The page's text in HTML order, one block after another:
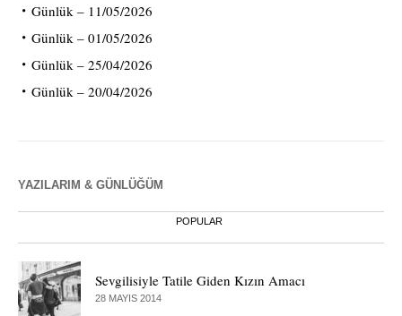
Günlük – 11/05/2026
Günlük – 01/05/2026
Günlük – 25/04/2026
Günlük – 20/04/2026
YAZILARIM & GÜNLÜĞÜM
POPULAR
Sevgilisiyle Tatile Giden Kızın Amacı
28 MAYIS 2014